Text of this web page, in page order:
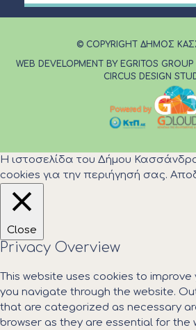
© COPYRIGHT ΔΗΜΟΣ
WEB DEVELOPMENT BY EGRITOS GROUP
CIRCUS DESIGN
Η ιστοσελίδα του Δήμου
cookies για την περιήγησή σας.
Close
Privacy Overview
This website uses cookies to
you navigate through the website.
that are categorized as necessary
browser as they are essential for the